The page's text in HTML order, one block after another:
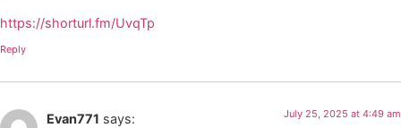
https://shorturl.fm/UvqTp
Reply
Evan771 says: July 25, 2025 at 4:49 am